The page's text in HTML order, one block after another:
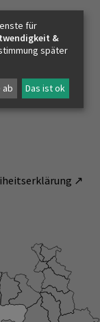
↗
für
&
später
ab Das ist ok